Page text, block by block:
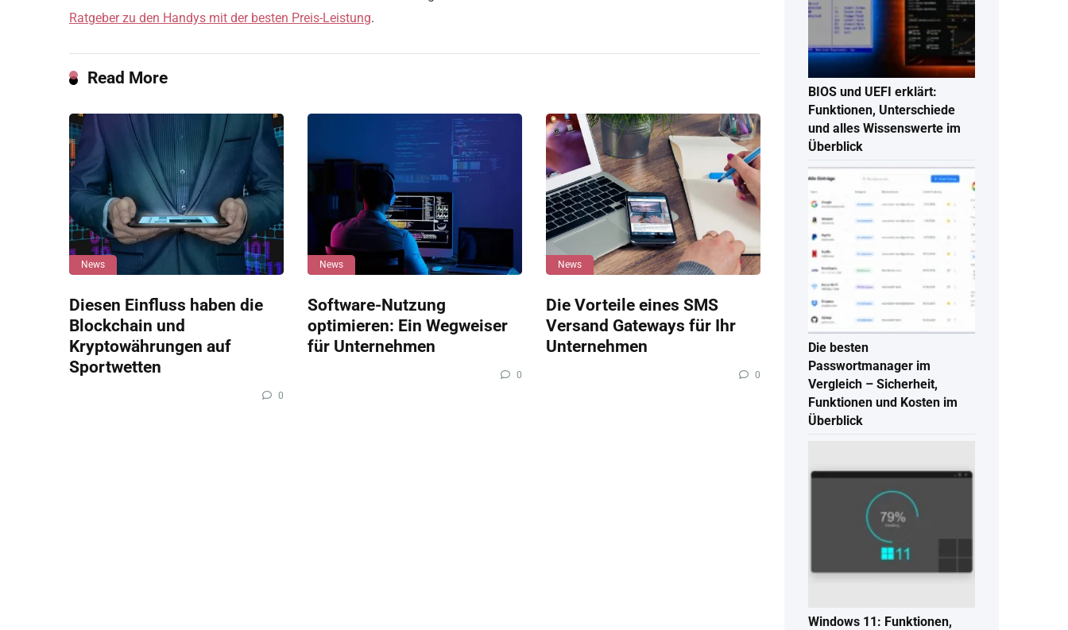
Ratgeber zu den Handys mit der besten Preis-Leistung.
Read More
News
Diesen Einfluss haben die
Blockchain und
Kryptowährungen auf
Sportwetten
0
News
Software-Nutzung
optimieren: Ein Wegweiser
für Unternehmen
0
News
Die Vorteile eines SMS
Versand Gateways für Ihr
Unternehmen
0
BIOS und UEFI erklärt:
Funktionen, Unterschiede
und alles Wissenswerte im
Überblick
Die besten
Passwortmanager im
Vergleich – Sicherheit,
Funktionen und Kosten im
Überblick
Windows 11: Funktionen,